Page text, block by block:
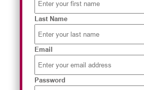
Last Name
Email
Password